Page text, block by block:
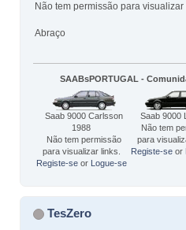
Não tem permissão para visualizar
Abraço
SAABsPORTUGAL -
Saab 9000 Carlsson
1988
Não tem permissão
para visualizar links.
Registe-seor Logue-se
Saab 9000
Não tem
para
Registe-se or
TesZero